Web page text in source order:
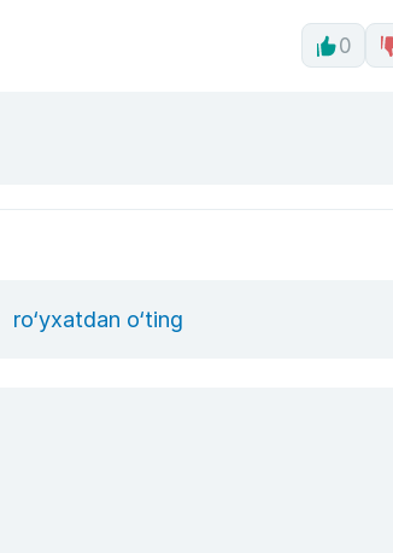
0
ro‘yxatdan o‘ting